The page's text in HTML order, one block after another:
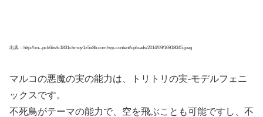
出典：http://xn--pck6bvfc1831chmqv1z5x8b.com/wp-content/uploads/2014/09/16918045.jpeg
マルコの悪魔の実の能力は、トリトリの実-モデルフェニ
ックスです。
不死鳥がテーマの能力で、空を飛ぶことも可能ですし、不